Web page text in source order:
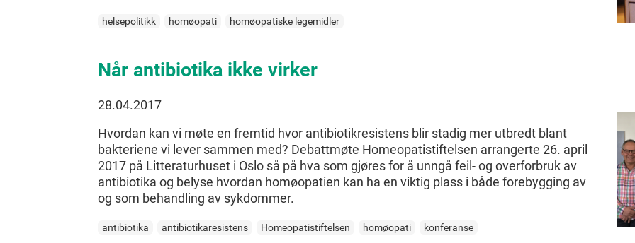
helsepolitikk homøopati homøopatiske legemidler
Når antibiotika ikke virker
28.04.2017
Hvordan kan vi møte en fremtid hvor antibiotikresistens blir stadig mer utbredt blant
bakteriene vi lever sammen med? Debattmøte Homeopatistiftelsen arrangerte 26. april
2017 på Litteraturhuset i Oslo så på hva som gjøres for å unngå feil- og overforbruk av
antibiotika og belyse hvordan homøopatien kan ha en viktig plass i både forebygging av
og som behandling av sykdommer.
antibiotika antibiotikaresistens Homeopatistiftelsen homøopati konferanse